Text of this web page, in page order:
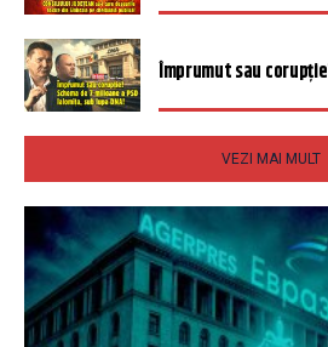
Împrumut sau
VEZI MAI MULT